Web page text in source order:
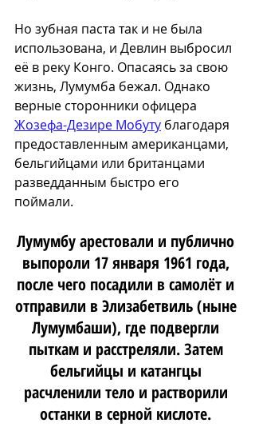
Но зубная паста так и не была
использована, и Девлин выбросил
её в реку Конго. Опасаясь за свою
жизнь, Лумумба бежал. Однако
верные сторонники офицера
Жозефа-Дезире Мобуту благодаря
предоставленным американцами,
бельгийцами или британцами
разведданным быстро его
поймали.
Лумумбу арестовали и публично
выпороли 17 января 1961 года,
после чего посадили в самолёт и
отправили в Элизабетвиль (ныне
Лумумбаши), где подвергли
пыткам и расстреляли. Затем
бельгийцы и катангцы
расчленили тело и растворили
останки в серной кислоте.